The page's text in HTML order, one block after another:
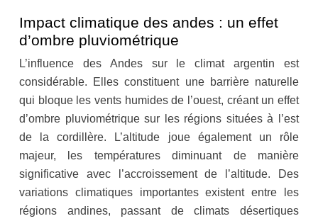
Impact climatique des andes : un effet
d’ombre pluviométrique
L’influence des Andes sur le climat argentin est
considérable. Elles constituent une barrière naturelle
qui bloque les vents humides de l’ouest, créant un effet
d’ombre pluviométrique sur les régions situées à l’est
de la cordillère. L’altitude joue également un rôle
majeur, les températures diminuant de manière
significative avec l’accroissement de l’altitude. Des
variations climatiques importantes existent entre les
régions andines, passant de climats désertiques